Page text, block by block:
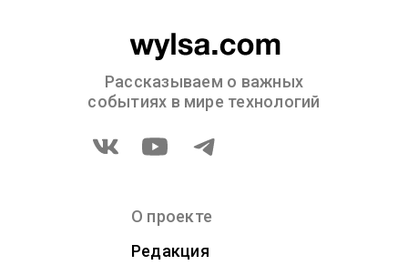
Рассказываем о важных
событиях в мире технологий
О проекте
Редакция